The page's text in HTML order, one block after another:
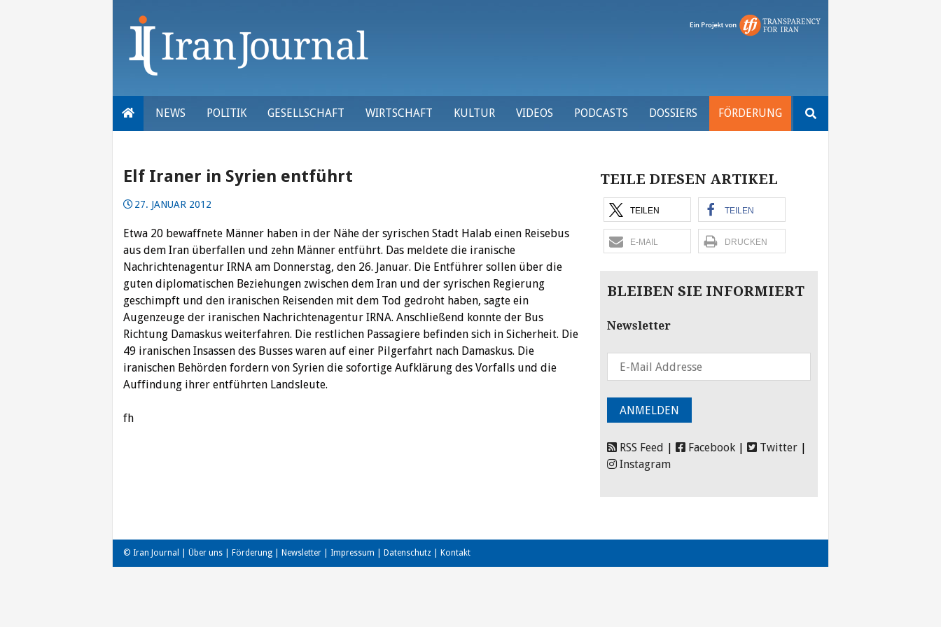
NEWS POLITIK GESELLSCHAFT WIRTSCHAFT KULTUR VIDEOS PODCASTS DOSSIERS FÖRDERUNG
nach:
Elf Iraner in Syrien entführt
27. JANUAR 2012
Etwa 20 bewaffnete Männer haben in der Nähe der syrischen Stadt Halab einen Reisebus
aus dem Iran überfallen und zehn Männer entführt. Das meldete die iranische
Nachrichtenagentur IRNA am Donnerstag, den 26. Januar. Die Entführer sollen über die
guten diplomatischen Beziehungen zwischen dem Iran und der syrischen Regierung
geschimpft und den iranischen Reisenden mit dem Tod gedroht haben, sagte ein
Augenzeuge der iranischen Nachrichtenagentur IRNA. Anschließend konnte der Bus
Richtung Damaskus weiterfahren. Die restlichen Passagiere befinden sich in Sicherheit. Die
49 iranischen Insassen des Busses waren auf einer Pilgerfahrt nach Damaskus. Die
iranischen Behörden fordern von Syrien die sofortige Aufklärung des Vorfalls und die
Auffindung ihrer entführten Landsleute.
fh
TEILE DIESEN ARTIKEL
TEILEN TEILEN
E-MAIL DRUCKEN
BLEIBEN SIE INFORMIERT
Newsletter
RSS Feed Facebook Twitter
Instagram
© Iran Journal | Über uns Förderung Newsletter Impressum Datenschutz Kontakt